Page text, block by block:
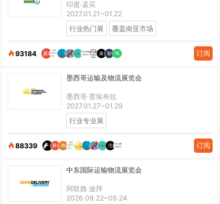
印度·孟买
2027.01.21~01.22
行业热门展
覆盖南亚市场
93184 订阅
墨西哥运输及物流展览会
墨西哥·普埃布拉
2027.01.27~01.29
行业专业展
88339 订阅
中东国际运输物流展览会
阿联酋·迪拜
2026.09.22~09.24